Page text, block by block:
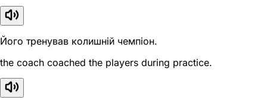
Його тренував колишній чемпіон.
the coach coached the players during practice.